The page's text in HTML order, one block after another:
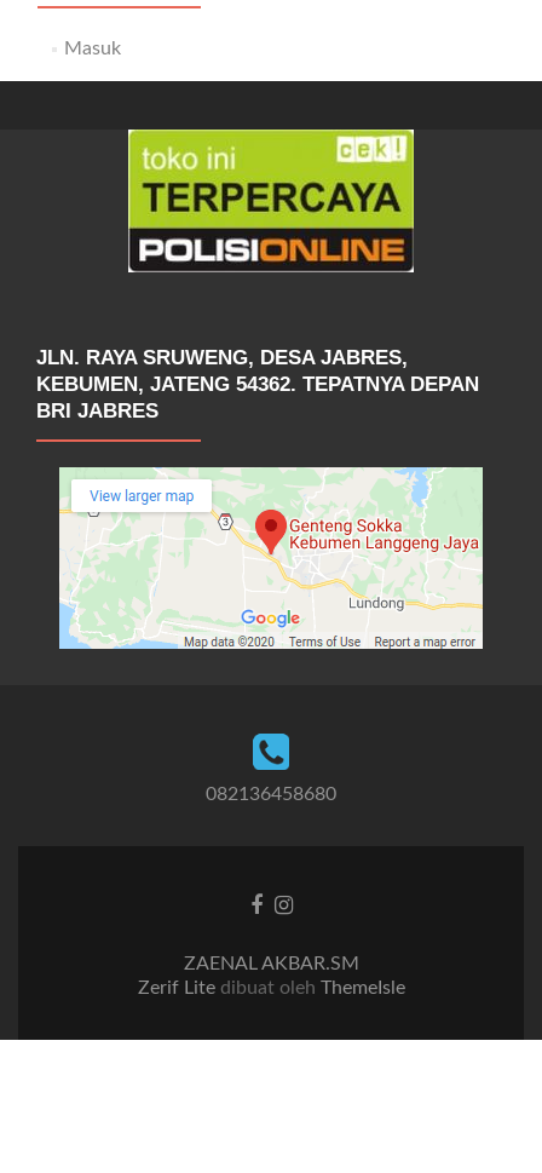
Masuk
JLN. RAYA SRUWENG, DESA JABRES,
KEBUMEN, JATENG 54362. TEPATNYA DEPAN
BRI JABRES
082136458680
TautanTautan
ZAENAL AKBAR.SM
Zerif Lite dibuat oleh ThemeIsle